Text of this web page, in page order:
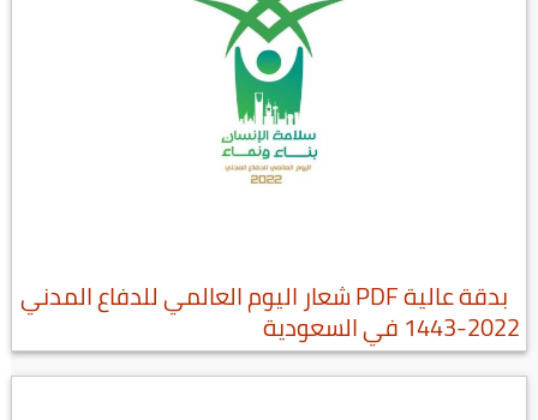
بدقة عالية PDF شعار اليوم العالمي للدفاع المدني
2022-1443 في السعودية